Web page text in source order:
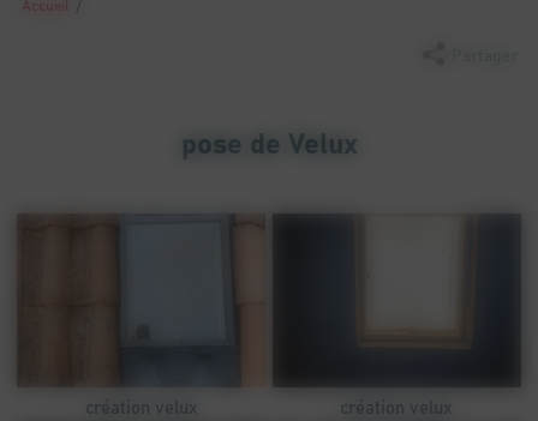
Accueil
pose de Velux
création velux création velux